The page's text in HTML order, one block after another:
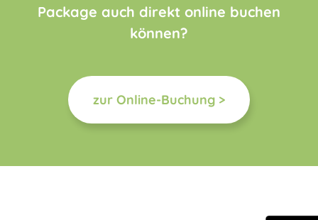
Package auch direkt online buchen
können?
zur Online-Buchung >